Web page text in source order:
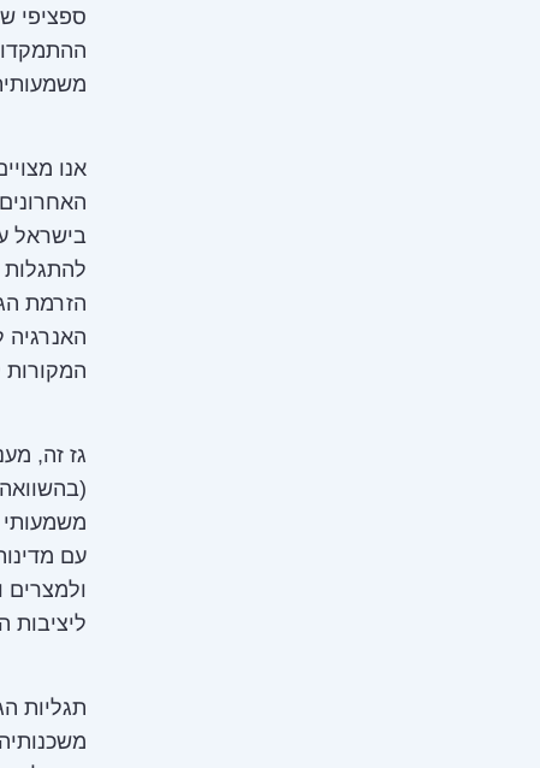
ספציפי
אנו
בישראל
המקורות
גז זה,
עם
ולמצרים
ליציבות
תגליות